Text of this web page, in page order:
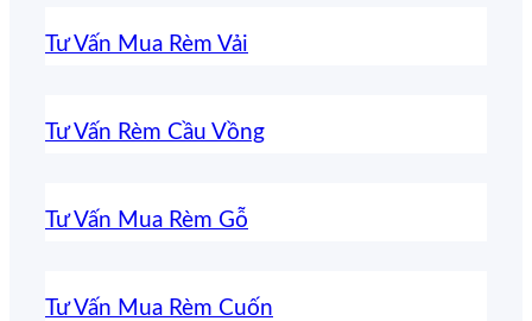
Tư Vấn Mua Rèm Vải
Tư Vấn Rèm Cầu Vồng
Tư Vấn Mua Rèm Gỗ
Tư Vấn Mua Rèm Cuốn